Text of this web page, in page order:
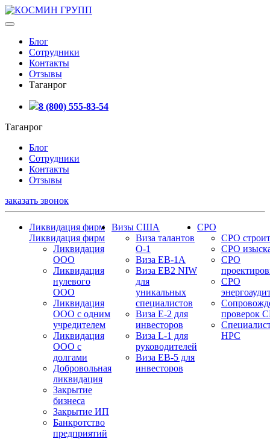
Блог
Сотрудники
Контакты
Отзывы
Таганрог
8 (800) 555-83-54
Таганрог
Блог
Сотрудники
Контакты
Отзывы
заказать звонок
Ликвидация фирм
Ликвидация фирм
Ликвидация
ООО
Ликвидация
нулевого
ООО
Ликвидация
ООО с одним
учредителем
Ликвидация
ООО с
долгами
Добровольная
ликвидация
Закрытие
бизнеса
Закрытие ИП
Банкротство
предприятий
Визы США
Виза талантов
О-1
Виза EB-1A
Виза EB2 NIW
для
уникальных
специалистов
Виза E-2 для
инвесторов
Виза L-1 для
руководителей
Виза EB-5 для
инвесторов
СРО
СРО
СРО
СРО
СРО
проверок
НРС